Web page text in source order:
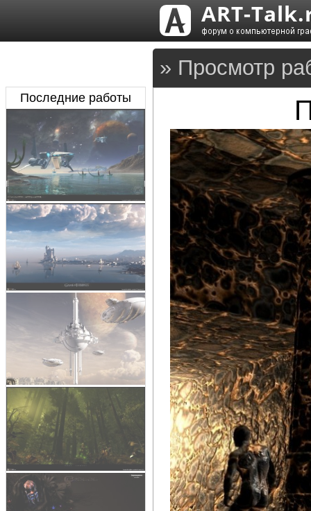
» Просмотр
Последние работы